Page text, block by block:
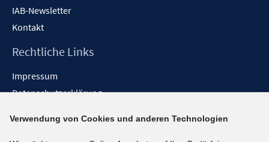
IAB-Newsletter
Kontakt
Rechtliche Links
Impressum
Datenschutzerklärung
Barrieren melden
Verwendung von Cookies und anderen Technologien